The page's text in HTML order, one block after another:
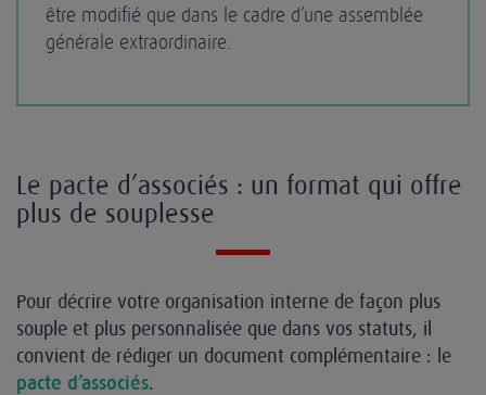
être modifié que dans le cadre d’une assemblée
générale extraordinaire.
Le pacte d’associés : un format qui offre
plus de souplesse
Pour décrire votre organisation interne de façon plus
souple et plus personnalisée que dans vos statuts, il
convient de rédiger un document complémentaire : le
pacte d’associés.